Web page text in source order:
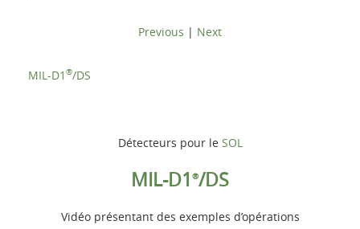
Détecteurs pour le SOL
MIL-D1 ®/DS
Vidéo présentant des exemples d’opérations
Previous | Next
MIL-D1 ®/DS